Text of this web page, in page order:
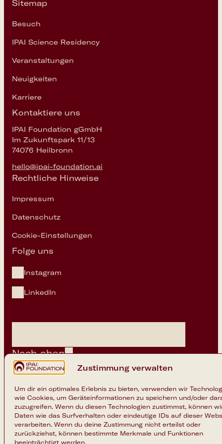
Zustimmung verwalten
Um dir ein optimales Erlebnis zu bieten, verwenden wir
wie Cookies, um Geräteinformationen zu speichern und/oder
zuzugreifen. Wenn du diesen Technologien zustimmst, können
Daten wie das Surfverhalten oder eindeutige IDs auf dieser
verarbeiten. Wenn du deine Zustimmung nicht erteilst oder
zurückziehst, können bestimmte Merkmale und Funktionen
beeinträchtigt werden.
modern gelebten Work-Life-Blending.
Vergütung und einem mit modernsten
Mitteln ausgestattetem Arbeitsplatz mit
leben wir gemeinsam mit zahlreichen
Partnern und Membern an unserem
unsere Vision.
Verantwortung. Als WegbereiterIn und
stehst Du für den Erfolg unserer Vision
in Baden-Württemberg und Europa.
hochklassigen Ökosystems in Europa –
aus Heilbronn heraus – Realität werden
Gestaltung Deines beruflichen und
Arbeitszeiten und mobiles Arbeiten
selbstverständlich zu unserem Setup
Sitemap
Besuch
IPAI Science Residency
Veranstaltungen
Neuigkeiten
Karriere
Kontaktiere uns
IPAI Foundation gGmbH
Im Zukunftspark 11/13
74076 Heilbronn
hello@ipai-foundation.ai
Rechtliche Hinweise
Impressum
Datenschutz
Cookie-Einstellungen
Folge uns
Instagram
LinkedIn
Copyright 2026 © IPAI Foundation
Nach oben